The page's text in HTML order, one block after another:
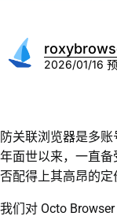
2026/01/16
防关联浏览器是多
年面世以来，一直
否配得上其高昂的定
我们对 Octo